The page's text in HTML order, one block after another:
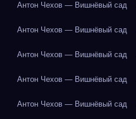
Антон Чехов — Вишнёвый сад
Антон Чехов — Вишнёвый сад
Антон Чехов — Вишнёвый сад
Антон Чехов — Вишнёвый сад
Антон Чехов — Вишнёвый сад